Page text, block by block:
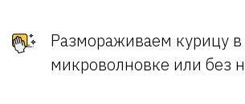
Размораживаем курицу в
микроволновке или без